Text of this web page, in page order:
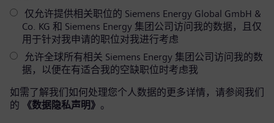
仅允许提供相关职位的 Siemens Energy Global GmbH &
Co. KG 和 Siemens Energy 集团公司访问我的数据，且仅
用于针对我申请的职位对我进行考虑
允许全球所有相关 Siemens Energy 集团公司访问我的数
据，以便在有适合我的空缺职位时考虑我
如需了解我们如何处理您个人数据的更多详情，请参阅我们
的
《数据隐私声明》 。